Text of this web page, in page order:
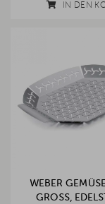
IN DEN
WEBER
GROSS,